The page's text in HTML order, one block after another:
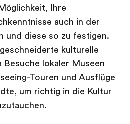
Ihre
auch in der
und diese so zu festigen.
kulturelle
lokaler Museen
Touren und Ausflüge
um richtig in die Kultur